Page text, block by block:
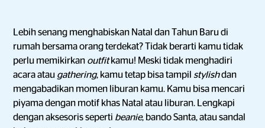
Lebih senang menghabiskan Natal dan Tahun Baru di
rumah bersama orang terdekat? Tidak berarti kamu tidak
perlu memikirkan outfitkamu! Meski tidak menghadiri
acara atau gathering, kamu tetap bisa tampil stylishdan
mengabadikan momen liburan kamu. Kamu bisa mencari
piyama dengan motif khas Natal atau liburan. Lengkapi
dengan aksesoris seperti beanie, bando Santa, atau sandal